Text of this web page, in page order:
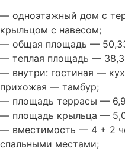
— одноэтажный дом с
крыльцом с навесом;
— общая площадь —
— теплая площадь —
— внутри: гостиная —
прихожая — тамбур;
— площадь террасы —
— площадь крыльца —
— вместимость — 4 + 2
спальными местами;